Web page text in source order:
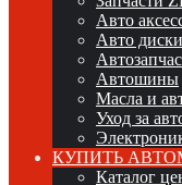
Авто
Авто диски
Автошины
Масла и
Уход за
КУПИТЬ
Каталог